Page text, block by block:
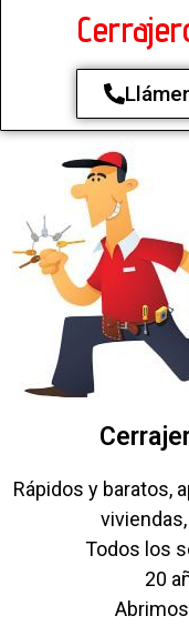
Rápidos y baratos,
Todos los
20